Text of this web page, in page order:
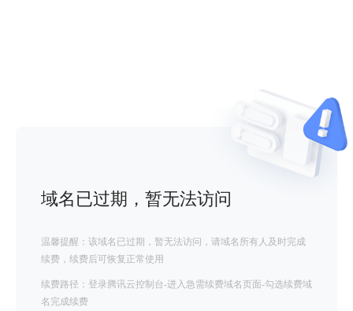
域名已过期，暂无法访问
温馨提醒：该域名已过期，暂无法访问，请域名所有人及时完成
续费，续费后可恢复正常使用
续费路径：登录腾讯云控制台-进入急需续费域名页面-勾选续费域
名完成续费